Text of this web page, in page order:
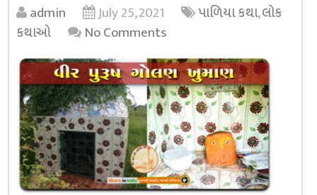
admin July 25, 2021 પાળિયા કથા,લોક
કથાઓ
No Comments